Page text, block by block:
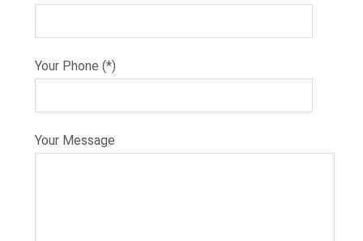
Your Phone (*)
Your Message